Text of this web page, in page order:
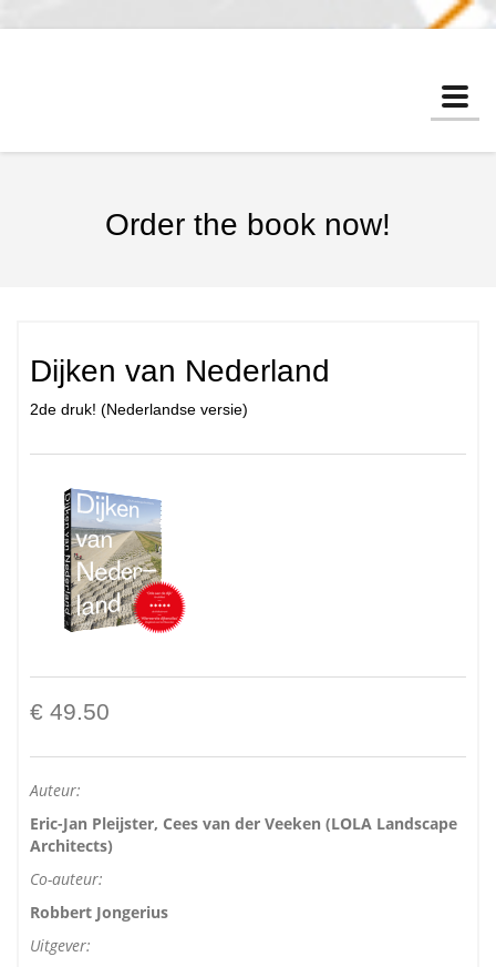
Order the book now!
Dijken van Nederland
2de druk! (Nederlandse versie)
€ 49.50
Auteur:
Eric-Jan Pleijster, Cees van der Veeken (LOLA Landscape
Architects)
Co-auteur:
Robbert Jongerius
Uitgever: